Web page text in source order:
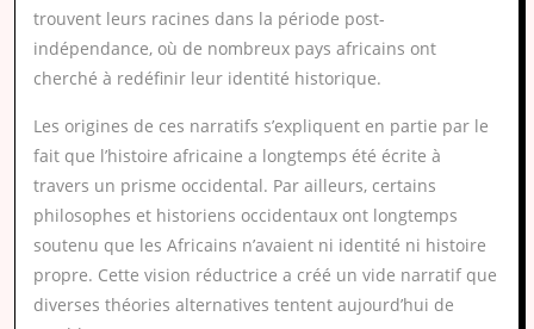
trouvent leurs racines dans la période post-
indépendance, où de nombreux pays africains ont
cherché à redéfinir leur identité historique.
Les origines de ces narratifs s’expliquent en partie par le
fait que l’histoire africaine a longtemps été écrite à
travers un prisme occidental. Par ailleurs, certains
philosophes et historiens occidentaux ont longtemps
soutenu que les Africains n’avaient ni identité ni histoire
propre. Cette vision réductrice a créé un vide narratif que
diverses théories alternatives tentent aujourd’hui de